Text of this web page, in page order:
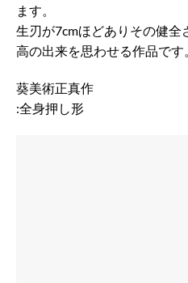
ます。
生刃が7cmほどありその健
高の出来を思わせる作品です
葵美術正真作
:全身押し形